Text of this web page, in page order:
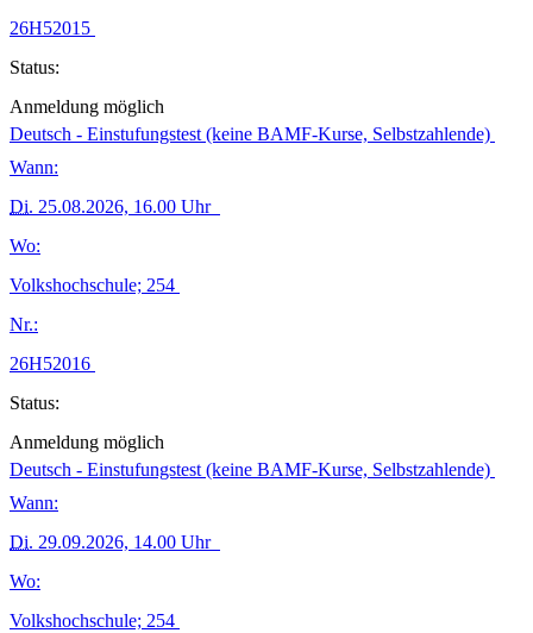
26H52015
Status:
Anmeldung möglich
Deutsch - Einstufungstest (keine BAMF-Kurse, Selbstzahlende)
Wann:
Di. 25.08.2026, 16.00 Uhr
Wo:
Volkshochschule; 254
Nr.:
26H52016
Status:
Anmeldung möglich
Deutsch - Einstufungstest (keine BAMF-Kurse, Selbstzahlende)
Wann:
Di. 29.09.2026, 14.00 Uhr
Wo:
Volkshochschule; 254